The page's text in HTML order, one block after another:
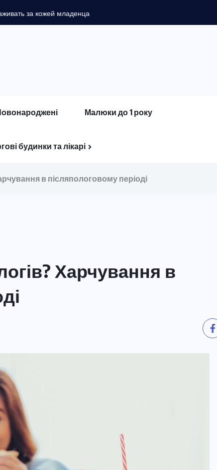
младенца
Малюки до 1 року
будинки та лікарі
в післяпологовому періоді
Харчування в